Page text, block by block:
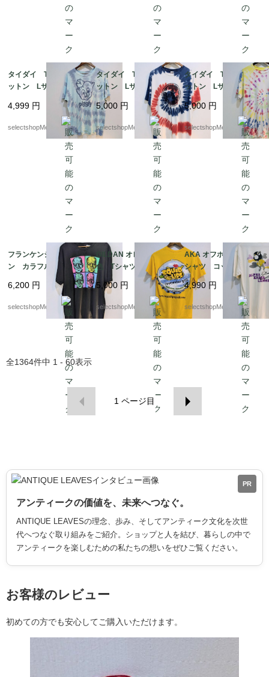
タイダイ Tシャツ コ
ットン Lサイズ ドミ
ニカ 豚 両面プリン
ト 動物 pig
4,999 円
selectshopMerci.
タイダイ Tシャツ コ
ットン Lサイズ プリ
ント 星 スター
白 赤 ブルー カラ
フル Lサイズ PORT
&COMPANY HONDUR
5,000 円
selectshopMerci.
タイダイ Tシャツ コ
ットン Lサイズ イエ
ロー 白 ピンク
紫 ブルー カラフ
ル Lサイズ pakista
n
5,000 円
selectshopMerci.
フランケンシュタイ
ン カラフル Tシャ
ツ フランケン ２XL
サイズ ブラック コ
ットン MEXICO ユニ
バーサルスタジオ ホ
ラー FRANKENSTEI
6,200 円
selectshopMerci.
GILDAN オレンジ 黄
色 Tシャツ イカ リ
ップ 唇 ギルダン
イエロー Sサイズ
コットン HAITI製 リ
ップ ギルダン
5,000 円
selectshopMerci.
AKA オフホワイト T
シャツ コットン Lサ
イズ ALPHA KAPPA
LAMBDA A .K.A
4,990 円
selectshopMerci.
全1364件中 1 - 60表示
1 ページ目
PR
アンティークの価値を、未来へつなぐ。
ANTIQUE LEAVESの理念、歩み、そしてアンティーク文化を次世
代へつなぐ取り組みをご紹介。ショップと人を結び、暮らしの中で
アンティークを楽しむための私たちの想いをぜひご覧ください。
お客様のレビュー
初めての方でも安心してご購入いただけます。